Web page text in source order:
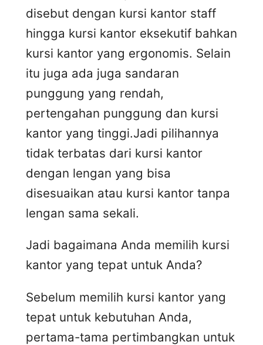
disebut dengan kursi kantor staff
hingga kursi kantor eksekutif bahkan
kursi kantor yang ergonomis. Selain
itu juga ada juga sandaran
punggung yang rendah,
pertengahan punggung dan kursi
kantor yang tinggi.Jadi pilihannya
tidak terbatas dari kursi kantor
dengan lengan yang bisa
disesuaikan atau kursi kantor tanpa
lengan sama sekali.
Jadi bagaimana Anda memilih kursi
kantor yang tepat untuk Anda?
Sebelum memilih kursi kantor yang
tepat untuk kebutuhan Anda,
pertama-tama pertimbangkan untuk